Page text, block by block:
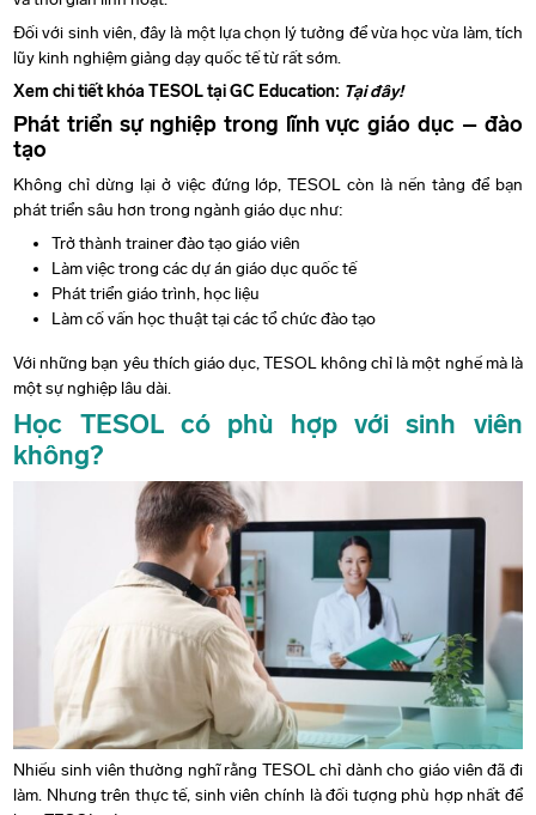
Đối với sinh viên, đây là một lựa chọn lý tưởng để vừa học vừa làm, tích
lũy kinh nghiệm giảng dạy quốc tế từ rất sớm.
Xem chi tiết khóa TESOL tại GC Education: Tại đây!
Phát triển sự nghiệp trong lĩnh vực giáo dục – đào
tạo
Không chỉ dừng lại ở việc đứng lớp, TESOL còn là nền tảng để bạn
phát triển sâu hơn trong ngành giáo dục như:
Trở thành trainer đào tạo giáo viên
Làm việc trong các dự án giáo dục quốc tế
Phát triển giáo trình, học liệu
Làm cố vấn học thuật tại các tổ chức đào tạo
Với những bạn yêu thích giáo dục, TESOL không chỉ là một nghề mà là
một sự nghiệp lâu dài.
Học TESOL có phù hợp với sinh viên
không?
Nhiều sinh viên thường nghĩ rằng TESOL chỉ dành cho giáo viên đã đi
làm. Nhưng trên thực tế, sinh viên chính là đối tượng phù hợp nhất để